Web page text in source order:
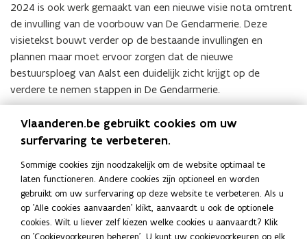
2024 is ook werk gemaakt van een nieuwe visie nota omtrent
de invulling van de voorbouw van De Gendarmerie. Deze
visietekst bouwt verder op de bestaande invullingen en
plannen maar moet ervoor zorgen dat de nieuwe
bestuursploeg van Aalst een duidelijk zicht krijgt op de
verdere te nemen stappen in De Gendarmerie.
opent
nieuw
vensterDeel deze pagina
L
i
K
o
Vlaanderen.be gebruikt cookies om uw
surfervaring te verbeteren.
Sommige cookies zijn noodzakelijk om de website optimaal te
laten functioneren. Andere cookies zijn optioneel en worden
gebruikt om uw surfervaring op deze website te verbeteren. Als u
op 'Alle cookies aanvaarden' klikt, aanvaardt u ook de optionele
cookies. Wilt u liever zelf kiezen welke cookies u aanvaardt? Klik
op 'Cookievoorkeuren beheren'. U kunt uw cookievoorkeuren op elk